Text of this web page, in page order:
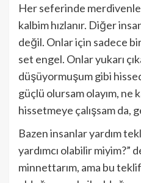
Her seferinde
kalbim hızlanır. Diğer
değil. Onlar için sadece
set engel. Onlar yukarı
düşüyormuşum gibi
güçlü olursam olayım, ne
hissetmeye çalışsam da,
Bazen insanlar yardım
yardımcı olabilir miyim?”
minnettarım, ama bu